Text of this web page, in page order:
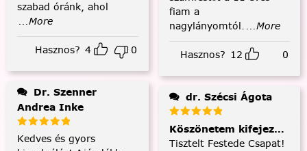
szabad óránk, ahol
...More
Hasznos? 4 0
Andrea Inke
Kedves és gyors
fiam a
nagylányomtól. ...More
Hasznos? 12 0
dr. Szécsi Ágota
Köszönetem kifejezése
Tisztelt Festede Csapat!